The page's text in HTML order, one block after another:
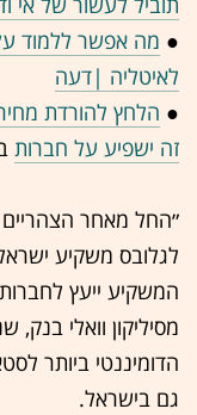
● מה אפשר ללמוד
לאיטליה |דעה
● הלחץ להורדת
זה ישפיע על חברות
״החל מאחר
לגלובס משקיע
המשקיע ייעץ
מסיליקון וואלי
הדומיננטי ביותר
גם בישראל.